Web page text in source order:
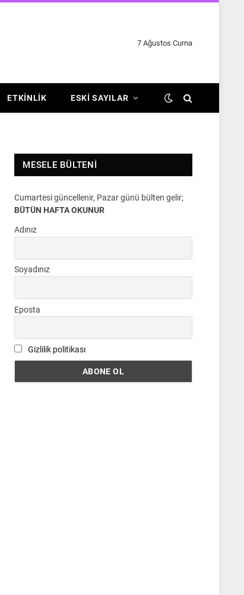
7 Ağustos Cuma
ETKINLIK ESKI SAYILAR
MESELE BÜLTENI
Cumartesi güncellenir, Pazar günü bülten gelir;
BÜTÜN HAFTA OKUNUR
Adınız
Soyadınız
Eposta
Gizlilik politikası